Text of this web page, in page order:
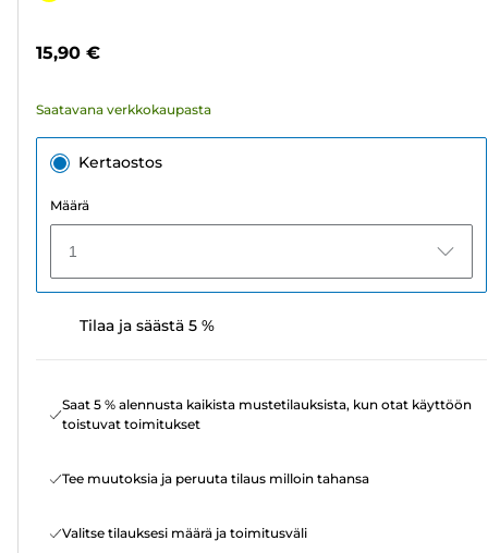
15,90 €
Saatavana verkkokaupasta
Kertaostos
Määrä
1
Tilaa ja säästä 5 %
Saat 5 % alennusta kaikista mustetilauksista, kun otat käyttöön
toistuvat toimitukset
Tee muutoksia ja peruuta tilaus milloin tahansa
Valitse tilauksesi määrä ja toimitusväli